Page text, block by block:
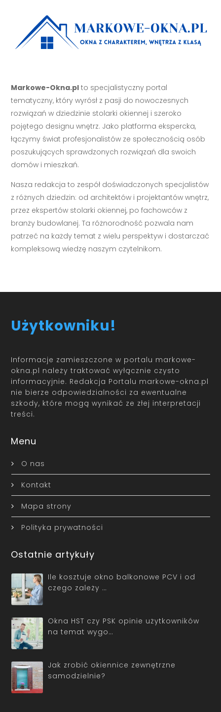
Markowe-Okna.pl to specjalistyczny portal
tematyczny, który wyrósł z pasji do nowoczesnych
rozwiązań w dziedzinie stolarki okiennej i szeroko
pojętego designu wnętrz. Jako platforma ekspercka,
łączymy świat profesjonalistów ze społecznością osób
poszukujących sprawdzonych rozwiązań dla swoich
domów i mieszkań.
Nasza redakcja to zespół doświadczonych specjalistów
z różnych dziedzin: od architektów i projektantów wnętrz,
przez ekspertów stolarki okiennej, po fachowców z
branży budowlanej. Ta różnorodność pozwala nam
patrzeć na każdy temat z wielu perspektyw i dostarczać
kompleksową wiedzę naszym czytelnikom.
Użytkowniku!
Informacje zamieszczone w portalu markowe-
okna.pl należy traktować wyłącznie czysto
informacyjnie. Redakcja Portalu markowe-okna.pl
nie bierze odpowiedzialności za ewentualne
szkody, które mogą wynikać ze złej interpretacji
treści.
Menu
O nas
Kontakt
Mapa strony
Polityka prywatności
Ostatnie artykuły
Ile kosztuje okno balkonowe PCV i od
czego zależy …
Okna HST czy PSK opinie użytkowników
na temat wygo…
Jak zrobić okiennice zewnętrzne
samodzielnie?